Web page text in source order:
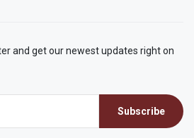
and get our newest updates right on
Subscribe